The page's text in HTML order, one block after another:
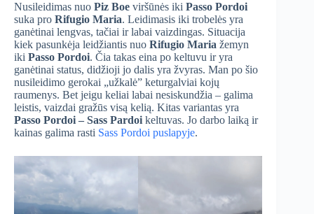
Nusileidimas nuo Piz Boe viršūnės iki Passo Pordoi
suka pro Rifugio Maria. Leidimasis iki trobelės yra
ganėtinai lengvas, tačiai ir labai vaizdingas. Situacija
kiek pasunkėja leidžiantis nuo Rifugio Maria žemyn
iki Passo Pordoi. Čia takas eina po keltuvu ir yra
ganėtinai status, didžioji jo dalis yra žvyras. Man po šio
nusileidimo gerokai „užkalė” keturgalviai kojų
raumenys. Bet jeigu keliai labai nesiskundžia – galima
leistis, vaizdai gražūs visą kelią. Kitas variantas yra
Passo Pordoi – Sass Pardoi keltuvas. Jo darbo laiką ir
kainas galima rasti Sass Pordoi puslapyje.